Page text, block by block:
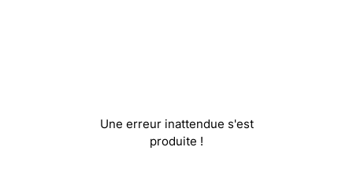
Une erreur inattendue s'est
produite !